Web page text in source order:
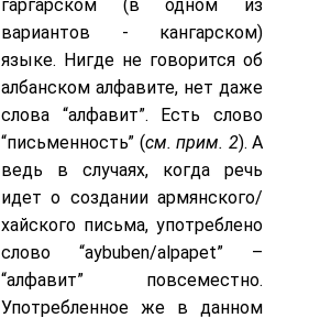
гаргарском (в одном из
вариантов - кангарском)
языке. Нигде не говорится об
албанском алфавите, нет даже
слова “алфавит”. Есть слово
“письменность” (см. прим. 2). А
ведь в случаях, когда речь
идет о создании армянского/
хайского письма, употреблено
слово “aybuben/alpapet” –
“алфавит” повсеместно.
Употребленное же в данном